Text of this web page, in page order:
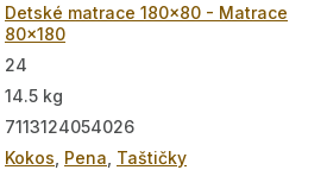
Detské matrace 180x80 - Matrace
80x180
24
14.5 kg
7113124054026
Kokos, Pena, Taštičky